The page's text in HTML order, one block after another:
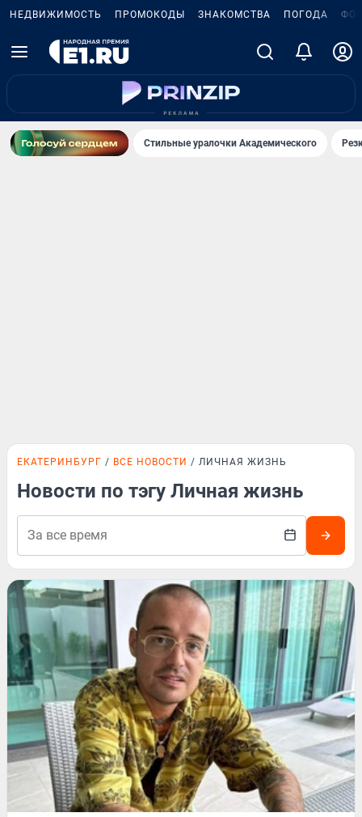
НЕДВИЖИМОСТЬ ПРОМОКОДЫ ЗНАКОМСТВА ПОГОДА
Стильные уралочки Академического
ЕКАТЕРИНБУРГ ВСЕ НОВОСТИ ЛИЧНАЯ ЖИЗНЬ
Новости по тэгу Личная жизнь